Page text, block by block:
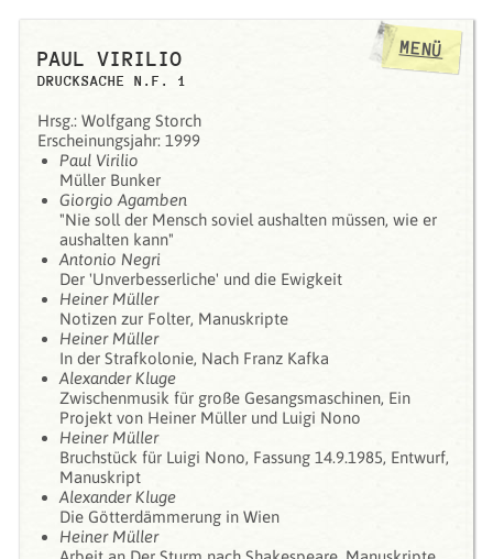
PAUL VIRILIO
DRUCKSACHE N.F. 1
Hrsg.: Wolfgang Storch
Erscheinungsjahr: 1999
Paul Virilio
Müller Bunker
Giorgio Agamben
"Nie soll der Mensch soviel aushalten müssen, wie er
aushalten kann"
Antonio Negri
Der 'Unverbesserliche' und die Ewigkeit
Heiner Müller
Notizen zur Folter, Manuskripte
Heiner Müller
In der Strafkolonie, Nach Franz Kafka
Alexander Kluge
Zwischenmusik für große Gesangsmaschinen, Ein
Projekt von Heiner Müller und Luigi Nono
Heiner Müller
Bruchstück für Luigi Nono, Fassung 14.9.1985, Entwurf,
Manuskript
Alexander Kluge
Die Götterdämmerung in Wien
Heiner Müller
MENÜ